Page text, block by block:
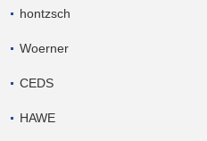
hontzsch
Woerner
CEDS
HAWE